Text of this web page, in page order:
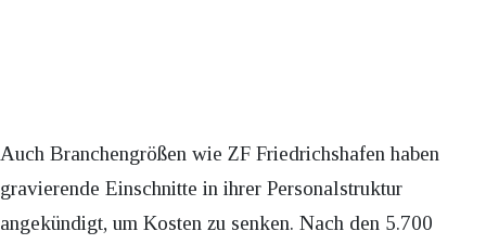
Auch Branchengrößen wie ZF Friedrichshafen haben
gravierende Einschnitte in ihrer Personalstruktur
angekündigt, um Kosten zu senken. Nach den 5.700